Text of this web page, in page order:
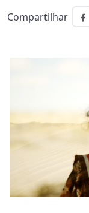
Compartilhar